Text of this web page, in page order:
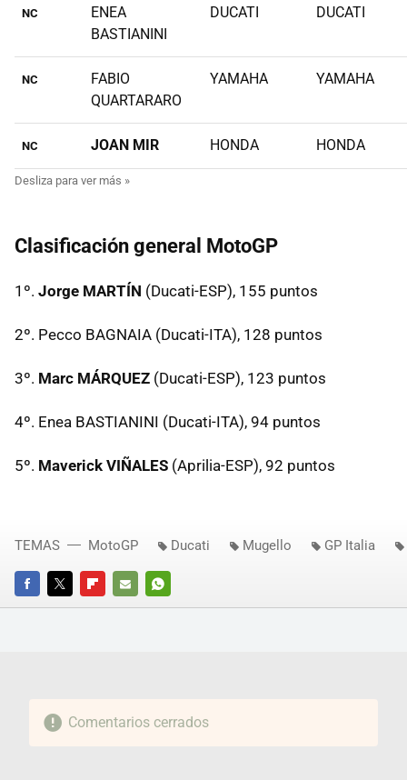
NC
ENEA
BASTIANINI
DUCATI DUCATI
NC
FABIO
QUARTARARO
YAMAHA YAMAHA
NC JOAN MIR HONDA HONDA
Clasificación general MotoGP
1º. Jorge MARTÍN (Ducati-ESP), 155 puntos
2º. Pecco BAGNAIA (Ducati-ITA), 128 puntos
3º. Marc MÁRQUEZ (Ducati-ESP), 123 puntos
4º. Enea BASTIANINI (Ducati-ITA), 94 puntos
5º. Maverick VIÑALES (Aprilia-ESP), 92 puntos
FACEBOOKTWITTERFLIPBOARD
E-
WHATSAPP
TEMAS MotoGP Ducati Mugello GP Italia
Comentarios cerrados